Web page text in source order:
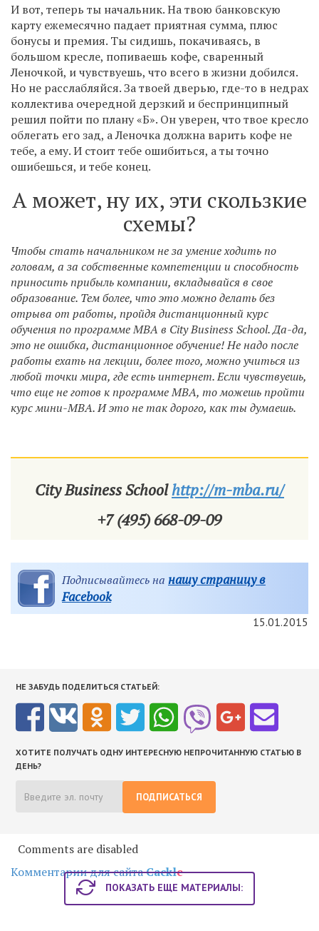
И вот, теперь ты начальник. На твою банковскую
карту ежемесячно падает приятная сумма, плюс
бонусы и премия. Ты сидишь, покачиваясь, в
большом кресле, попиваешь кофе, сваренный
Леночкой, и чувствуешь, что всего в жизни добился.
Но не расслабляйся. За твоей дверью, где-то в недрах
коллектива очередной дерзкий и беспринципный
решил пойти по плану «Б». Он уверен, что твое кресло
облегать его зад, а Леночка должна варить кофе не
тебе, а ему. И стоит тебе ошибиться, а ты точно
ошибешься, и тебе конец.
А может, ну их, эти скользкие
схемы?
Чтобы стать начальником не за умение ходить по
головам, а за собственные компетенции и способность
приносить прибыль компании, вкладывайся в свое
образование. Тем более, что это можно делать без
отрыва от работы, пройдя дистанционный курс
обучения по программе MBA в City Business School. Да-да,
это не ошибка, дистанционное обучение! Не надо после
работы ехать на лекции, более того, можно учиться из
любой точки мира, где есть интернет.Если чувствуешь,
что еще не готов к программе МВА, то можешь пройти
курс мини-МВА.И это не так дорого, как ты думаешь.
City Business School http://m-mba.ru/
+7 (495) 668-09-09
Подписывайтесь на нашу страницу в
Facebook
15.01.2015
НЕ ЗАБУДЬ ПОДЕЛИТЬСЯ СТАТЬЕЙ:
ХОТИТЕ ПОЛУЧАТЬ ОДНУ ИНТЕРЕСНУЮ НЕПРОЧИТАННУЮ СТАТЬЮ В
ДЕНЬ?
ПОДПИСАТЬСЯ
Comments are disabled
Комментарии для сайтаCackle
ПОКАЗАТЬ ЕЩЕ МАТЕРИАЛЫ: